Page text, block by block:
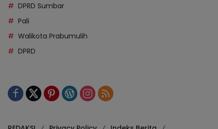
DPRD Sumbar
Pali
Walikota Prabumulih
DPRD